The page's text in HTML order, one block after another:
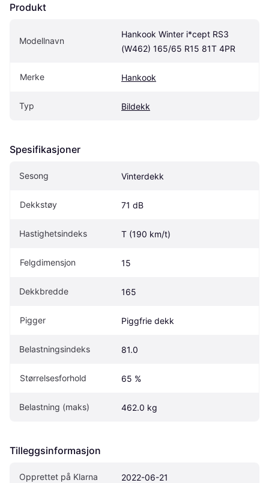
Produkt
Modellnavn
Hankook Winter i*cept RS3
(W462) 165/65 R15 81T 4PR
Merke Hankook
Typ Bildekk
Spesifikasjoner
Sesong Vinterdekk
Dekkstøy 71 dB
Hastighetsindeks T (190 km/t)
Felgdimensjon 15
Dekkbredde 165
Pigger Piggfrie dekk
Belastningsindeks 81.0
Størrelsesforhold 65 %
Belastning (maks) 462.0 kg
Tilleggsinformasjon
Opprettet på Klarna 2022-06-21